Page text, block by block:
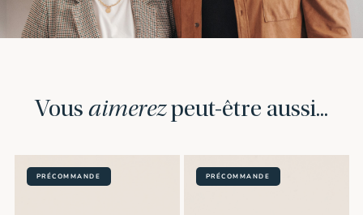
Vous aimerezpeut-être aussi...
PRÉCOMMANDE PRÉCOMMANDE